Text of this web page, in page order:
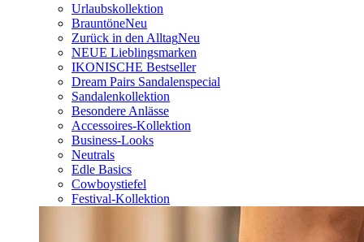
Urlaubskollektion
BrauntöneNeu
Zurück in den AlltagNeu
NEUE Lieblingsmarken
IKONISCHE Bestseller
Dream Pairs Sandalenspecial
Sandalenkollektion
Besondere Anlässe
Accessoires-Kollektion
Business-Looks
Neutrals
Edle Basics
Cowboystiefel
Festival-Kollektion